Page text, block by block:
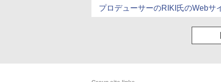
プロデューサーのRIKI氏のWebサ